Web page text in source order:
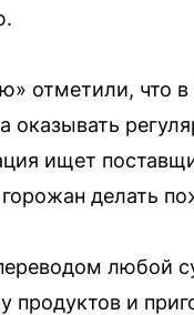
отметили, что в
оказывать
ищет
делать
любой
продуктов и